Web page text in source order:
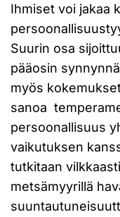
Ihmiset voi jakaa
Suurin osa
pääosin
myös
sanoa
persoonallisuus
vaikutuksen
tutkitaan
metsämyyrillä